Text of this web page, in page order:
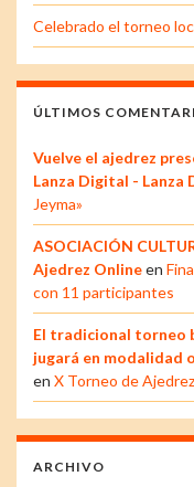
Celebrado el torneo
ÚLTIMOS
Vuelve el ajedrez
Lanza Digital - Lanza
Jeyma»
ASOCIACIÓN
Ajedrez Onlineen
con 11 participantes
El tradicional torneo
jugará en modalidad
en X Torneo de
ARCHIVO